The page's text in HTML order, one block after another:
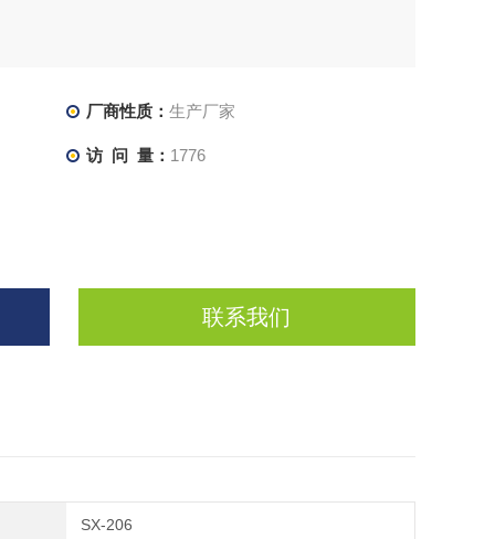
厂商性质： 生产厂家
访 问 量： 1776
联系我们
SX-206